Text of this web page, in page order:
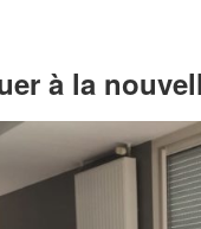
à la